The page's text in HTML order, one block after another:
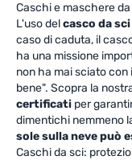
Caschi e maschere
L'uso delcasco da sci
caso di caduta, il
ha una missione
non ha mai sciato
bene". Scopra la
certificati per
dimentichi nemmeno
sole sulla neve può
Caschi da sci: